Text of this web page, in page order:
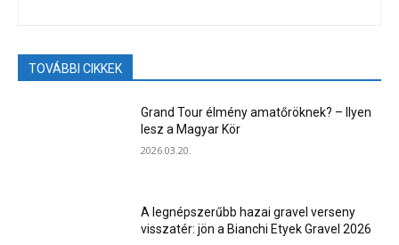
TOVÁBBI CIKKEK
Grand Tour élmény amatőröknek? – Ilyen
lesz a Magyar Kör
2026.03.20.
A legnépszerűbb hazai gravel verseny
visszatér: jön a Bianchi Etyek Gravel 2026